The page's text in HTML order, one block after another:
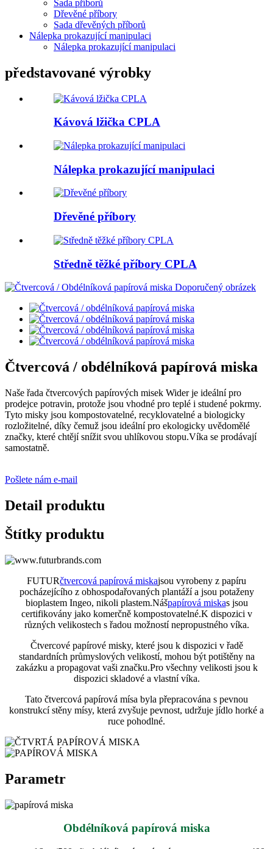
Sada příborů
Dřevěné příbory
Sada dřevěných příborů
Nálepka prokazující manipulaci
Nálepka prokazující manipulaci
představované výrobky
Kávová lžička CPLA
Nálepka prokazující manipulaci
Dřevěné příbory
Středně těžké příbory CPLA
Čtvercová / obdélníková papírová miska
Naše řada čtvercových papírových misek Wider je ideální pro
prodejce potravin, protože jsou vhodné pro teplé i studené pokrmy.
Tyto misky jsou kompostovatelné, recyklovatelné a biologicky
rozložitelné, díky čemuž jsou ideální pro ekologicky uvědomělé
značky, které chtějí snížit svou uhlíkovou stopu.Víka se prodávají
samostatně.
Pošlete nám e-mail
Detail produktu
Štítky produktu
FUTURčtvercová papírová miskajsou vyrobeny z papíru
pocházejícího z obhospodařovaných plantáží a jsou potaženy
bioplastem Ingeo, nikoli plastem.Nášpapírová miskas jsou
certifikovány jako komerčně kompostovatelné.K dispozici v
různých velikostech s řadou možností nepropustného víka.
Čtvercové papírové misky, které jsou k dispozici v řadě
standardních průmyslových velikostí, mohou být potištěny na
zakázku a propagovat vaši značku.Pro všechny velikosti jsou k
dispozici skladové a vlastní víka.
Tato čtvercová papírová mísa byla přepracována s pevnou
konstrukcí stěny mísy, která zvyšuje pevnost, udržuje jídlo horké a
ruce pohodlné.
Parametr
Obdélníková papírová miska